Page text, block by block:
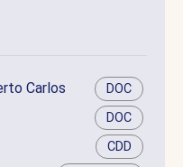
Carlos DOC
DOC
CDD